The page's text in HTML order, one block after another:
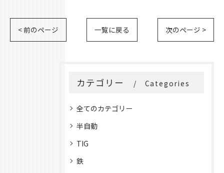
< 前のページ 一覧に戻る 次のページ >
カテゴリー Categories
全てのカテゴリー
半自動
TIG
鉄